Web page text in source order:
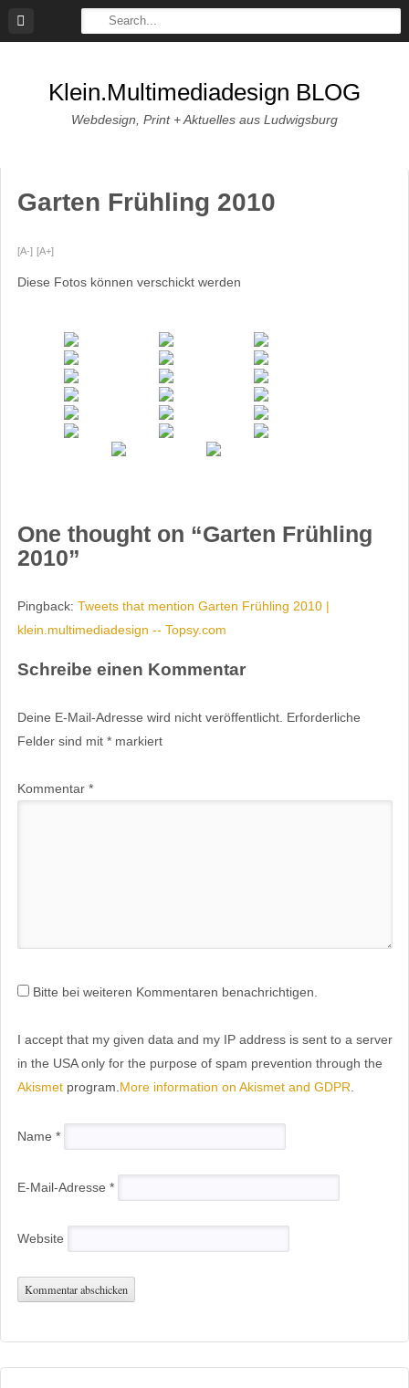
Klein.multimediadesign BLOG
Webdesign, Print + Aktuelles aus Ludwigsburg
Garten Frühling 2010
[A-] [A+]
Diese Fotos können verschickt werden
One thought on “Garten Frühling
2010”
Pingback: Tweets that mention Garten Frühling 2010 |
klein.multimediadesign -- Topsy.com
Schreibe einen Kommentar
Deine E-Mail-Adresse wird nicht veröffentlicht. Erforderliche
Felder sind mit *markiert
Kommentar *
Bitte bei weiteren Kommentaren benachrichtigen.
I accept that my given data and my IP address is sent to a server
in the USA only for the purpose of spam prevention through the
Akismetprogram.More information on Akismet and GDPR.
Name *
E-Mail-Adresse *
Website